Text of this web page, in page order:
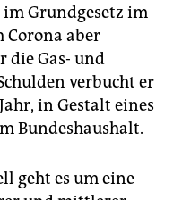
im Grundgesetz im
Corona aber
die Gas- und
verbucht er
in Gestalt eines
Bundeshaushalt.
geht es um eine